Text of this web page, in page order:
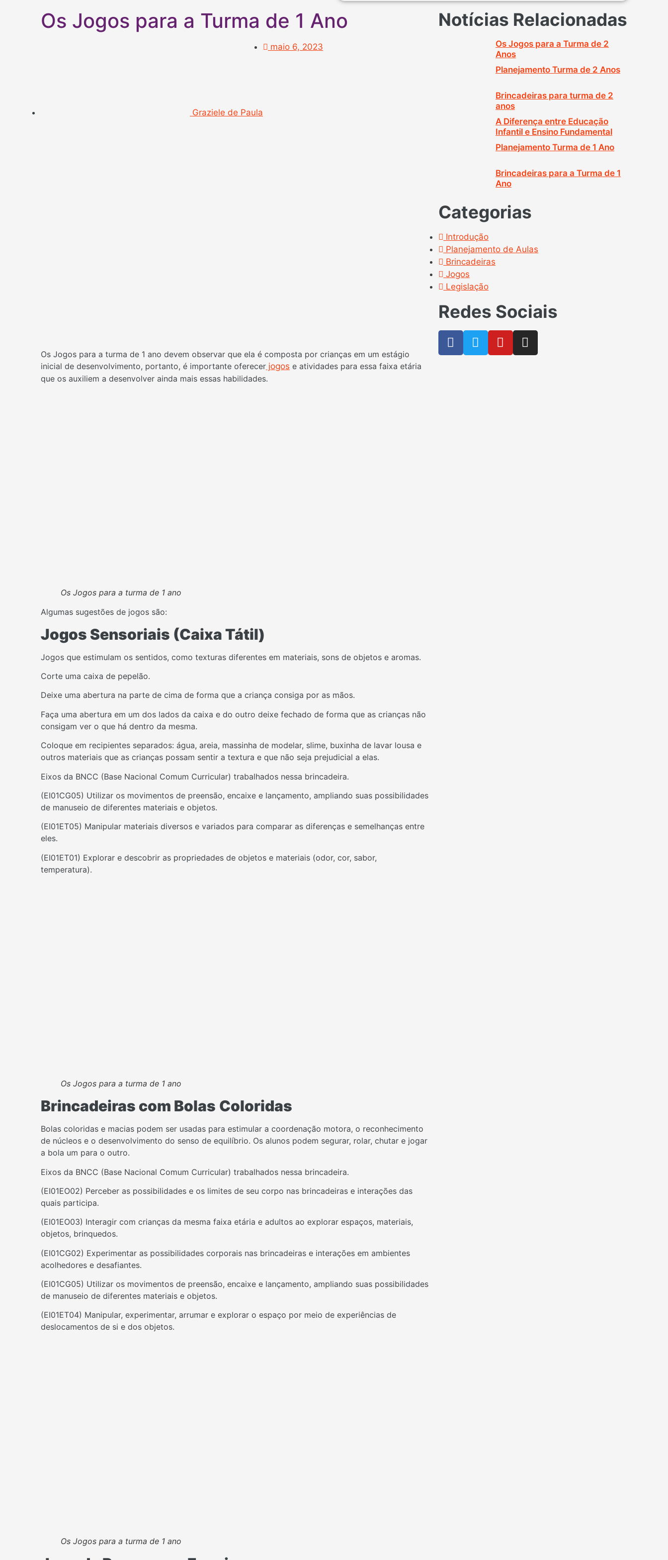
Os Jogos para a Turma de 1 Ano
Graziele de Paula
maio 6, 2023
Os Jogos para a turma de 1 ano devem observar que ela é composta por crianças em um estágio
inicial de desenvolvimento, portanto, é importante oferecer jogos e atividades para essa faixa etária
que os auxiliem a desenvolver ainda mais essas habilidades.
Os Jogos para a turma de 1 ano
Algumas sugestões de jogos são:
Jogos Sensoriais (Caixa Tátil)
Jogos que estimulam os sentidos, como texturas diferentes em materiais, sons de objetos e aromas.
Corte uma caixa de pepelão.
Deixe uma abertura na parte de cima de forma que a criança consiga por as mãos.
Faça uma abertura em um dos lados da caixa e do outro deixe fechado de forma que as crianças não
consigam ver o que há dentro da mesma.
Coloque em recipientes separados: água, areia, massinha de modelar, slime, buxinha de lavar lousa e
outros materiais que as crianças possam sentir a textura e que não seja prejudicial a elas.
Eixos da BNCC (Base Nacional Comum Curricular) trabalhados nessa brincadeira.
(EI01CG05) Utilizar os movimentos de preensão, encaixe e lançamento, ampliando suas possibilidades
de manuseio de diferentes materiais e objetos.
(EI01ET05) Manipular materiais diversos e variados para comparar as diferenças e semelhanças entre
eles.
(EI01ET01) Explorar e descobrir as propriedades de objetos e materiais (odor, cor, sabor,
temperatura).
Os Jogos para a turma de 1 ano
Brincadeiras com Bolas Coloridas
Bolas coloridas e macias podem ser usadas para estimular a coordenação motora, o reconhecimento
de núcleos e o desenvolvimento do senso de equilíbrio. Os alunos podem segurar, rolar, chutar e jogar
a bola um para o outro.
Eixos da BNCC (Base Nacional Comum Curricular) trabalhados nessa brincadeira.
(EI01EO02) Perceber as possibilidades e os limites de seu corpo nas brincadeiras e interações das
quais participa.
(EI01EO03) Interagir com crianças da mesma faixa etária e adultos ao explorar espaços, materiais,
objetos, brinquedos.
(EI01CG02) Experimentar as possibilidades corporais nas brincadeiras e interações em ambientes
acolhedores e desafiantes.
(EI01CG05) Utilizar os movimentos de preensão, encaixe e lançamento, ampliando suas possibilidades
de manuseio de diferentes materiais e objetos.
(EI01ET04) Manipular, experimentar, arrumar e explorar o espaço por meio de experiências de
deslocamentos de si e dos objetos.
Os Jogos para a turma de 1 ano
Notícias Relacionadas
Os Jogos para a Turma de 2
Anos
Planejamento Turma de 2 Anos
Brincadeiras para turma de 2
anos
A Diferença entre Educação
Infantil e Ensino Fundamental
Planejamento Turma de 1 Ano
Brincadeiras para a Turma de 1
Ano
Categorias
Introdução
Planejamento de Aulas
Brincadeiras
Jogos
Legislação
Redes Sociais